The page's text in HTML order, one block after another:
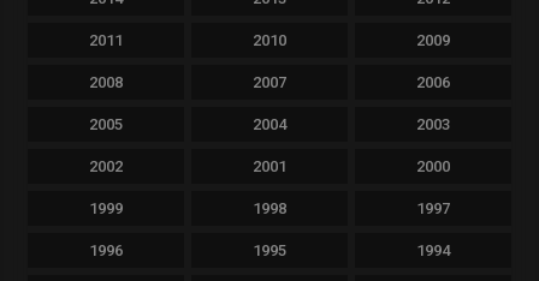
2011 2010 2009
2008 2007 2006
2005 2004 2003
2002 2001 2000
1999 1998 1997
1996 1995 1994